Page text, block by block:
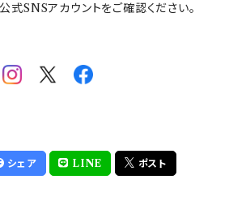
ヨンしんちゃん
リ)
トルズ)
bird
ーダイニング)
SNSアカウントをご確認ください。
シェア LINE ポスト